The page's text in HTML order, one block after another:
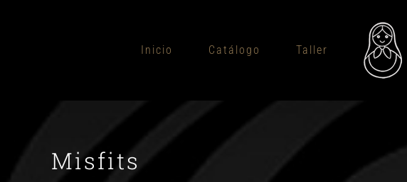
Inicio Catálogo Taller
Misfits